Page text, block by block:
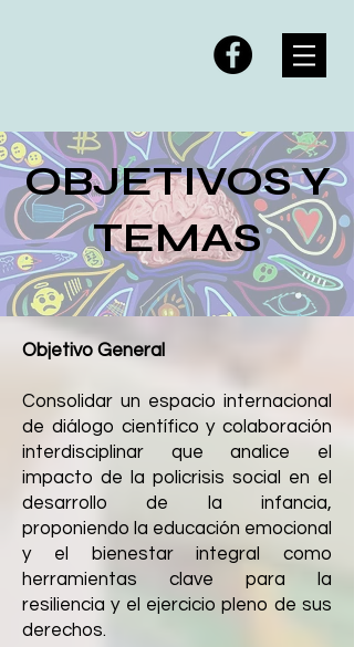
OBJETIVOS Y
TEMAS
Objetivo General
Consolidar un espacio internacional
de diálogo científico y colaboración
interdisciplinar que analice el
impacto de la policrisis social en el
desarrollo de la infancia,
proponiendo la educación emocional
y el bienestar integral como
herramientas clave para la
resiliencia y el ejercicio pleno de sus
derechos.